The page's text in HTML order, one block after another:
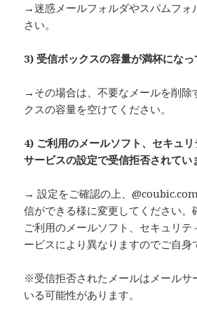
→迷惑メールフォルダやスパムフォ
さい。
3) 受信ボックスの容量が満杯になっ
→その場合は、不要なメールを削除
クスの容量を空けてください。
4) ご利用のメールソフト、セキュ
サービスの設定で受信拒否されてい
→ 設定をご確認の上、
信ができる様に変更してください。
ご利用のメールソフト、セキュリテ
ービスにより異なりますのでご自身
※受信拒否されたメールはメールサ
いる可能性があります。